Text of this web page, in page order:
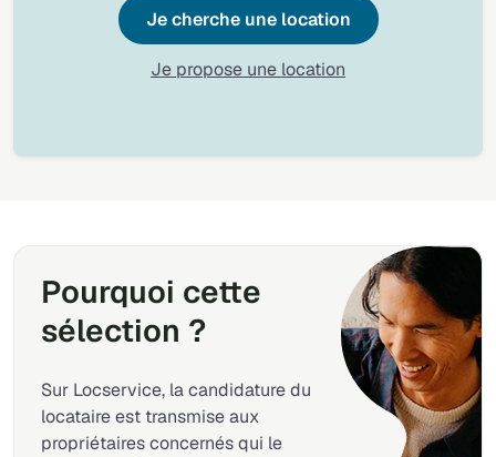
Je cherche une location
Je propose une location
Pourquoi cette
sélection ?
Sur Locservice, la candidature du
locataire est transmise aux
propriétaires concernés qui le